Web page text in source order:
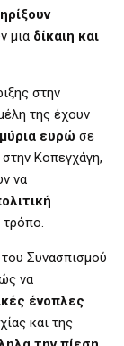
μια δίκαιη και
στην
της έχουν
ευρώ σε
Κοπεγχάγη,
να
τρόπο.
Συνασπισμού
να
ένοπλες
και της